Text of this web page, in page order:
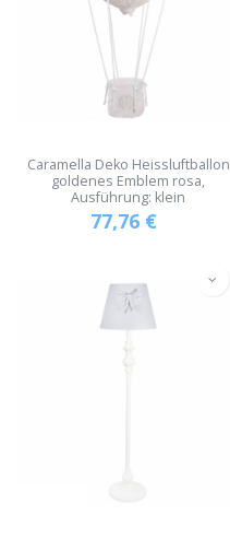
Caramella Deko Heissluftballon
goldenes Emblem rosa,
Ausführung: klein
77,76 €